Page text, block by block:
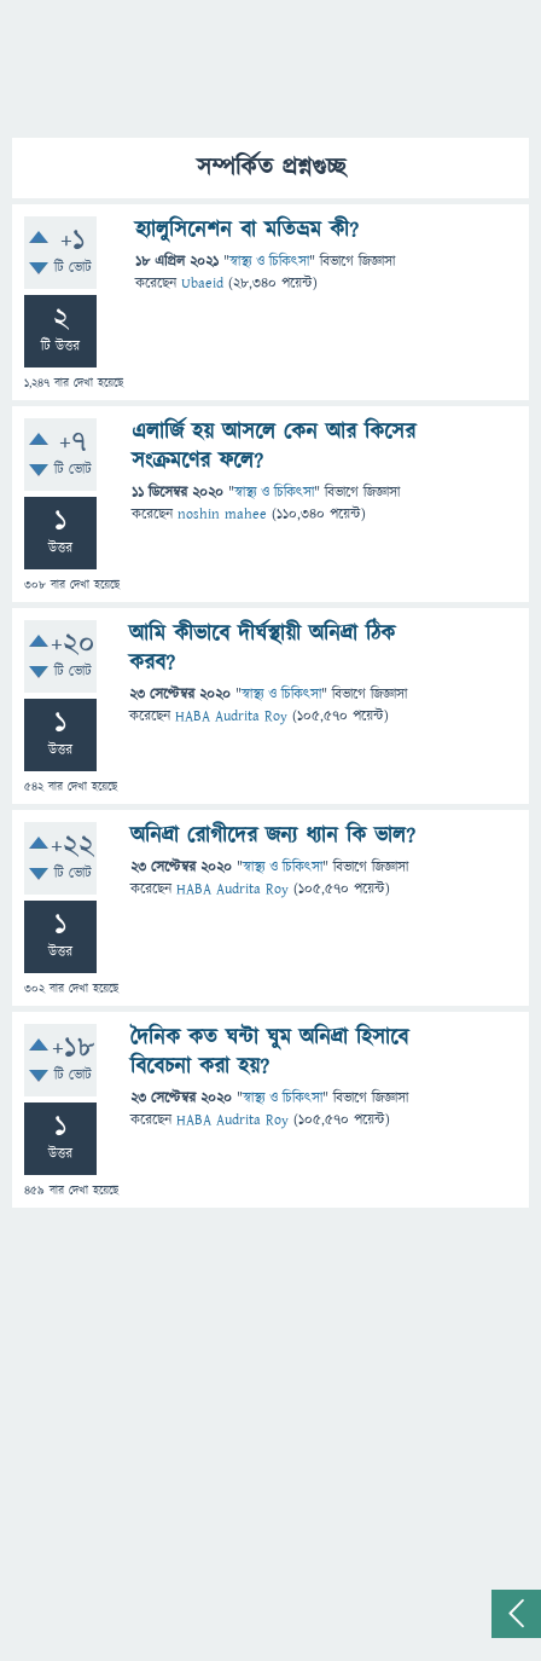
সম্পর্কিত প্রশ্নগুচ্ছ
+1
টি ভোট
2
টি উত্তর
1,247 বার দেখা হয়েছে
হ্যালুসিনেশন বা মতিভ্রম কী?
18 এপ্রিল 2021 "স্বাস্থ্য ও চিকিৎসা" বিভাগে জিজ্ঞাসা
করেছেনUbaeid (28,340 পয়েন্ট)
+7
টি ভোট
1
উত্তর
308 বার দেখা হয়েছে
এলার্জি হয় আসলে কেন আর কিসের
সংক্রমণের ফলে?
11 ডিসেম্বর 2020 "স্বাস্থ্য ও চিকিৎসা" বিভাগে জিজ্ঞাসা
করেছেনnoshin mahee (110,340 পয়েন্ট)
+20
টি ভোট
1
উত্তর
542বার দেখা হয়েছে
আমি কীভাবে দীর্ঘস্থায়ী অনিদ্রা ঠিক
করব?
23 সেপ্টেম্বর 2020 "স্বাস্থ্য ও চিকিৎসা" বিভাগে জিজ্ঞাসা
করেছেনHABA Audrita Roy (105,570 পয়েন্ট)
+22
টি ভোট
1
উত্তর
302বার দেখা হয়েছে
অনিদ্রা রোগীদের জন্য ধ্যান কি ভাল?
23 সেপ্টেম্বর 2020 "স্বাস্থ্য ও চিকিৎসা" বিভাগে জিজ্ঞাসা
করেছেনHABA Audrita Roy (105,570 পয়েন্ট)
+18
টি ভোট
1
উত্তর
459 বার দেখা হয়েছে
দৈনিক কত ঘন্টা ঘুম অনিদ্রা হিসাবে
বিবেচনা করা হয়?
23 সেপ্টেম্বর 2020 "স্বাস্থ্য ও চিকিৎসা" বিভাগে জিজ্ঞাসা
করেছেনHABA Audrita Roy (105,570 পয়েন্ট)